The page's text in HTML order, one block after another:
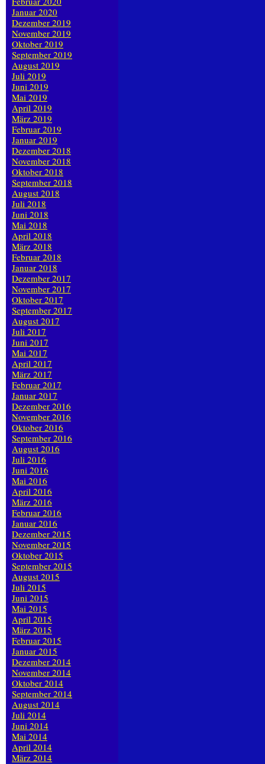
Januar 2020
Dezember 2019
November 2019
Oktober 2019
September 2019
August 2019
Juli 2019
Juni 2019
Mai 2019
April 2019
März 2019
Februar 2019
Januar 2019
Dezember 2018
November 2018
Oktober 2018
September 2018
August 2018
Juli 2018
Juni 2018
Mai 2018
April 2018
März 2018
Februar 2018
Januar 2018
Dezember 2017
November 2017
Oktober 2017
September 2017
August 2017
Juli 2017
Juni 2017
Mai 2017
April 2017
März 2017
Februar 2017
Januar 2017
Dezember 2016
November 2016
Oktober 2016
September 2016
August 2016
Juli 2016
Juni 2016
Mai 2016
April 2016
März 2016
Februar 2016
Januar 2016
Dezember 2015
November 2015
Oktober 2015
September 2015
August 2015
Juli 2015
Juni 2015
Mai 2015
April 2015
März 2015
Februar 2015
Januar 2015
Dezember 2014
November 2014
Oktober 2014
September 2014
August 2014
Juli 2014
Juni 2014
Mai 2014
April 2014
März 2014